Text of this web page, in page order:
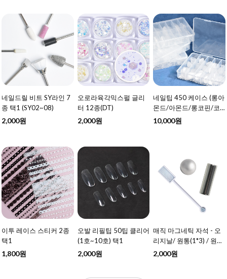
네일드릴 비트 SY라인 7
종 택1 (SY02~08)
2,000원
오로라육각믹스펄 글리
터 12종(DT)
2,000원
네일팁 450 케이스 (롱아
몬드/아몬드/롱코핀/코
핀) 4종 택1
10,000원
이투 레이스 스티커 2종
택1
1,800원
오발 리필팁 50팁 클리어
(1호~10호) 택1
2,000원
매직 마그네틱 자석 - 오
리지날/ 원통(1*3) / 원형
볼 택1
2,000원